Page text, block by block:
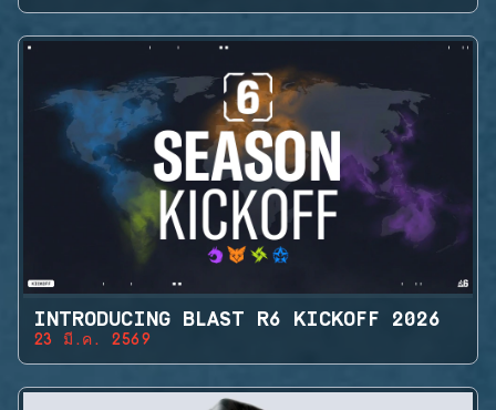
INTRODUCING BLAST R6 KICKOFF 2026
23 มี.ค. 2569